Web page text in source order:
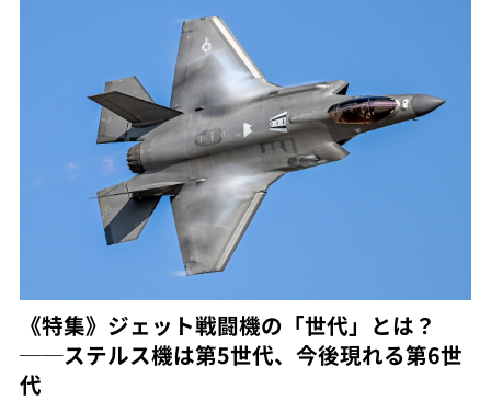
《特集》ジェット戦闘機の「世代」とは？
──ステルス機は第5世代、今後現れる第6世
代